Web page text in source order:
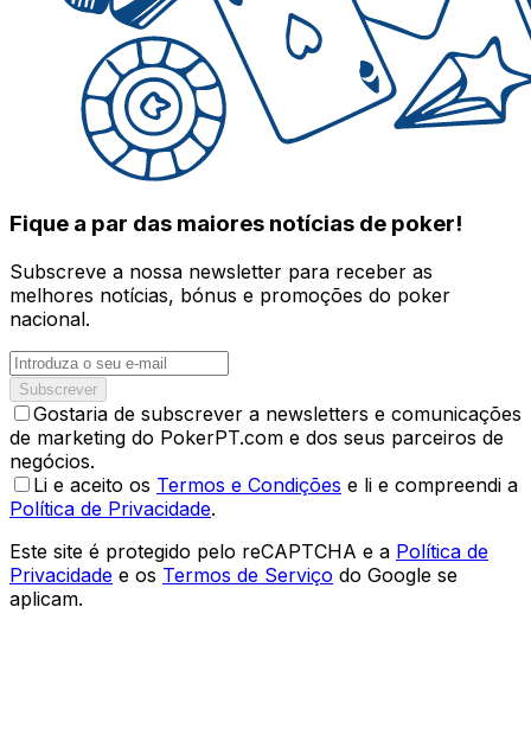
Fique a par das maiores notícias de poker!
Subscreve a nossa newsletter para receber as
melhores notícias, bónus e promoções do poker
nacional.
Subscrever
Gostaria de subscrever a newsletters e comunicações
de marketing do PokerPT.com e dos seus parceiros de
negócios.
Li e aceito os Termos e Condições e li e compreendi a
Política de Privacidade.
Este site é protegido pelo reCAPTCHA e a Política de
Privacidade e os Termos de Serviço do Google se
aplicam.